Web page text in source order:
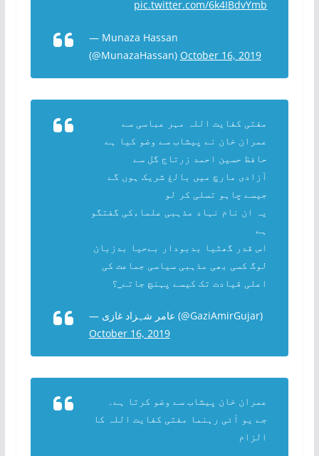
pic.twitter.com/6k4IBdvYmb
— Munaza Hassan
(@MunazaHassan) October 16, 2019
مفتی کفایت اللہ مہر عباسی سے
عمران خان نے پیشاب سے وضو کیا ہے
حافظ حسین احمد زرتاج گل سے
آزادی مارچ میں بالغ شریک ہوں گے
جیسے چاہو تسلی کر لو
یہ ان نام نہاد مذہبی علماءکی گفتگو
ہے
اس قدر گھٹیا بدبودار بےحیا بدزبان
لوگ کسی بھی مذہبی سیاسی جماعت کی
اعلی قیادت تک کیسے پہنچ جاتے_؟
— عامر شہزاد غازی (@GaziAmirGujar)
October 16, 2019
عمران خان پیشاب سے وضو کرتا ہے۔
جے یو آئی رہنما مفتی کفایت اللہ کا
الزام